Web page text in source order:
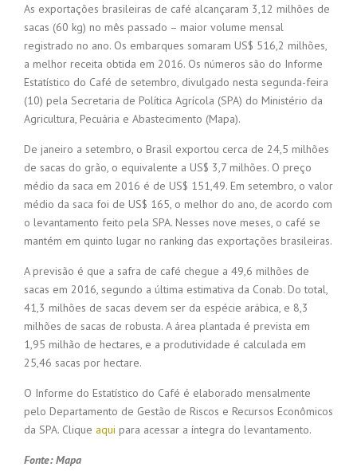
As exportações brasileiras de café alcançaram 3,12 milhões de
sacas (60 kg) no mês passado – maior volume mensal
registrado no ano. Os embarques somaram US$ 516,2 milhões,
a melhor receita obtida em 2016. Os números são do Informe
Estatístico do Café de setembro, divulgado nesta segunda-feira
(10) pela Secretaria de Política Agrícola (SPA) do Ministério da
Agricultura, Pecuária e Abastecimento (Mapa).
De janeiro a setembro, o Brasil exportou cerca de 24,5 milhões
de sacas do grão, o equivalente a US$ 3,7 milhões. O preço
médio da saca em 2016 é de US$ 151,49. Em setembro, o valor
médio da saca foi de US$ 165, o melhor do ano, de acordo com
o levantamento feito pela SPA. Nesses nove meses, o café se
mantém em quinto lugar no ranking das exportações brasileiras.
A previsão é que a safra de café chegue a 49,6 milhões de
sacas em 2016, segundo a última estimativa da Conab. Do total,
41,3 milhões de sacas devem ser da espécie arábica, e 8,3
milhões de sacas de robusta. A área plantada é prevista em
1,95 milhão de hectares, e a produtividade é calculada em
25,46 sacas por hectare.
O Informe do Estatístico do Café é elaborado mensalmente
pelo Departamento de Gestão de Riscos e Recursos Econômicos
da SPA. Clique aqui para acessar a íntegra do levantamento.
Fonte: Mapa